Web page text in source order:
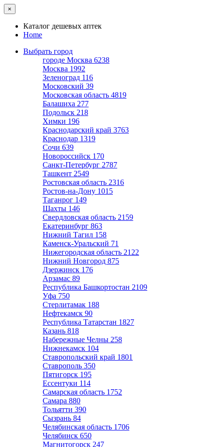
×
Каталог дешевых аптек
Home
Выбрать город
городе Москва 6238
Москва 1992
Зеленоград 116
Московский 39
Московская область 4819
Балашиха 277
Подольск 218
Химки 196
Краснодарский край 3763
Краснодар 1319
Сочи 639
Новороссийск 170
Санкт-Петербург 2787
Ташкент 2549
Ростовская область 2316
Ростов-на-Дону 1015
Таганрог 149
Шахты 146
Свердловская область 2159
Екатеринбург 863
Нижний Тагил 158
Каменск-Уральский 71
Нижегородская область 2122
Нижний Новгород 875
Дзержинск 176
Арзамас 89
Республика Башкортостан 2109
Уфа 750
Стерлитамак 188
Нефтекамск 90
Республика Татарстан 1827
Казань 818
Набережные Челны 258
Нижнекамск 104
Ставропольский край 1801
Ставрополь 350
Пятигорск 195
Ессентуки 114
Самарская область 1752
Самара 880
Тольятти 390
Сызрань 84
Челябинская область 1706
Челябинск 650
Магнитогорск 247